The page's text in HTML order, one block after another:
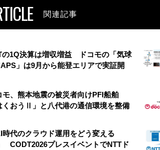
関連記事
の1Q決算は増収増益 ドコモの「気球
」は9月から能登エリアで実証開
モ、熊本地震の被災者向けPFI船舶
くおうⅡ」と八代港の通信環境を整備
時代のクラウド運用をどう変える
CODT2026プレスイベントでNTTド